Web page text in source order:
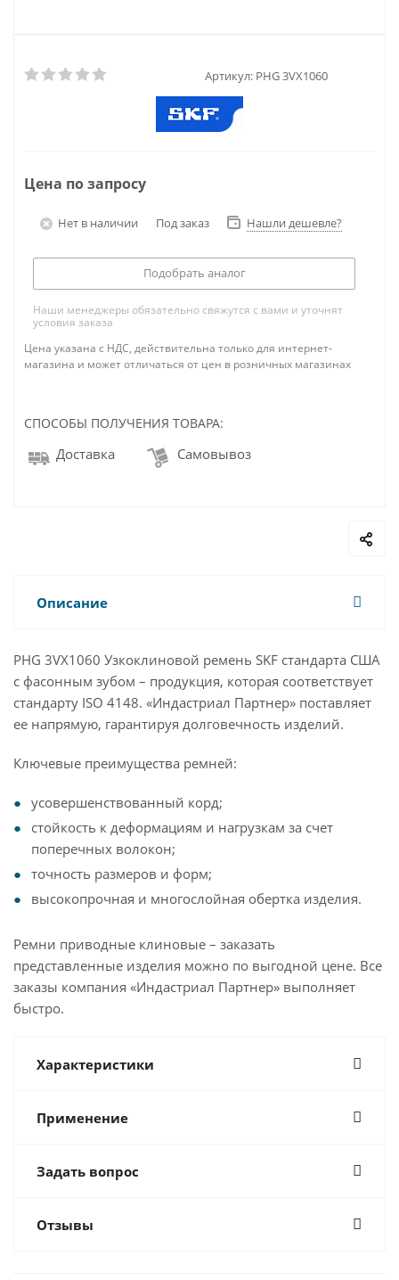
Артикул: PHG 3VX1060
Цена по запросу
Нет в наличии Под заказ Нашли дешевле?
Подобрать аналог
Наши менеджеры обязательно свяжутся с вами и уточнят
условия заказа
Цена указана с НДС, действительна только для интернет-
магазина и может отличаться от цен в розничных магазинах
СПОСОБЫ ПОЛУЧЕНИЯ ТОВАРА:
Доставка Самовывоз
Описание
PHG 3VX1060 Узкоклиновой ремень SKF стандарта США
с фасонным зубом – продукция, которая соответствует
стандарту ISO 4148. «Индастриал Партнер» поставляет
ее напрямую, гарантируя долговечность изделий.
Ключевые преимущества ремней:
усовершенствованный корд;
стойкость к деформациям и нагрузкам за счет
поперечных волокон;
точность размеров и форм;
высокопрочная и многослойная обертка изделия.
Ремни приводные клиновые – заказать
представленные изделия можно по выгодной цене. Все
заказы компания «Индастриал Партнер» выполняет
быстро.
Характеристики
Применение
Задать вопрос
Отзывы